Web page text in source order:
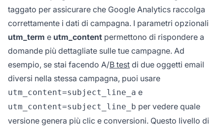
taggato per assicurare che Google Analytics raccolga
correttamente i dati di campagna. I parametri opzionali
utm_term e utm_content permettono di rispondere a
domande più dettagliate sulle tue campagne. Ad
esempio, se stai facendo A/B test di due oggetti email
diversi nella stessa campagna, puoi usare
utm_content=subject_line_a e
utm_content=subject_line_b per vedere quale
versione genera più clic e conversioni. Questo livello di